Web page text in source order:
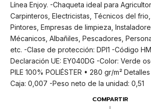
Línea Enjoy. -Chaqueta ideal para
Carpinteros, Electricistas, Técnicos del frio,
Pintores, Empresas de limpieza,
Mécanicos, Albañiles, Pescadores,
etc. -Clase de protección: DPI1 -Código
Declaración UE: EY040DG -Color: Verde
PILE 100% POLIÉSTER • 280 gr/m²
Caja: 0,007 -Peso neto de la unidad: 0,51
COMPARTIR